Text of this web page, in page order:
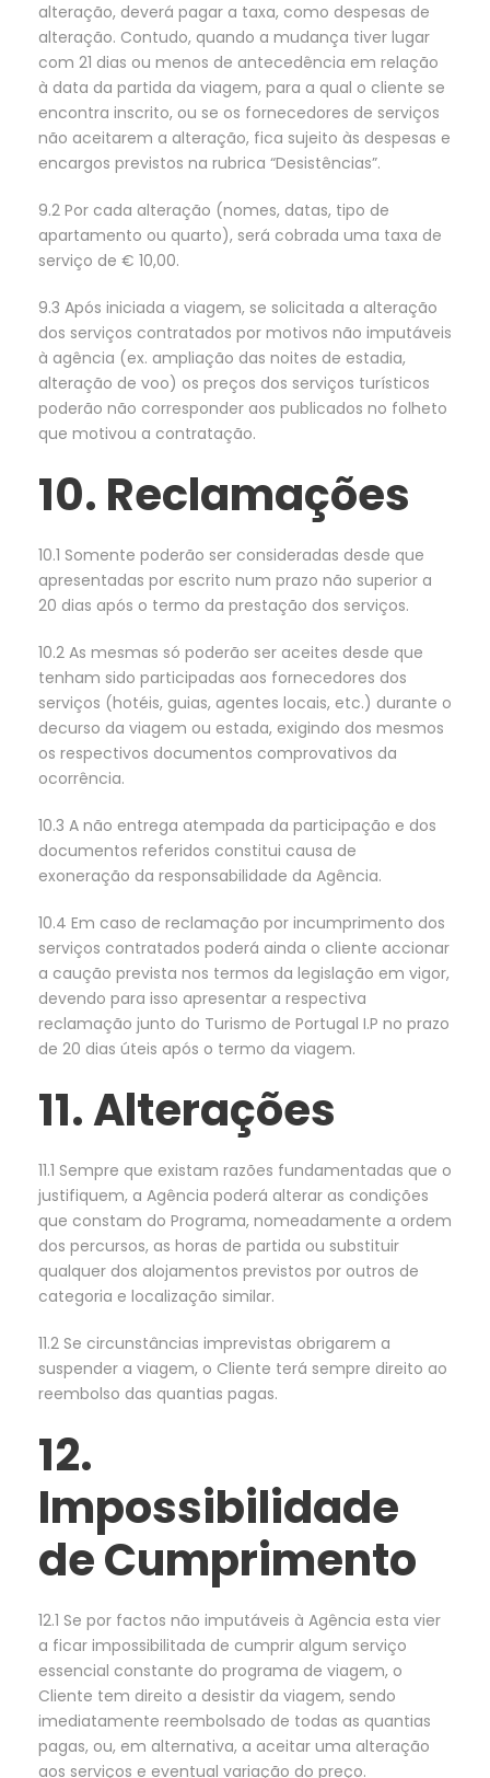
alteração, deverá pagar a taxa, como despesas de
alteração. Contudo, quando a mudança tiver lugar
com 21 dias ou menos de antecedência em relação
à data da partida da viagem, para a qual o cliente se
encontra inscrito, ou se os fornecedores de serviços
não aceitarem a alteração, fica sujeito às despesas e
encargos previstos na rubrica “Desistências”.
9.2 Por cada alteração (nomes, datas, tipo de
apartamento ou quarto), será cobrada uma taxa de
serviço de € 10,00.
9.3 Após iniciada a viagem, se solicitada a alteração
dos serviços contratados por motivos não imputáveis
à agência (ex. ampliação das noites de estadia,
alteração de voo) os preços dos serviços turísticos
poderão não corresponder aos publicados no folheto
que motivou a contratação.
10. Reclamações
10.1 Somente poderão ser consideradas desde que
apresentadas por escrito num prazo não superior a
20 dias após o termo da prestação dos serviços.
10.2 As mesmas só poderão ser aceites desde que
tenham sido participadas aos fornecedores dos
serviços (hotéis, guias, agentes locais, etc.) durante o
decurso da viagem ou estada, exigindo dos mesmos
os respectivos documentos comprovativos da
ocorrência.
10.3 A não entrega atempada da participação e dos
documentos referidos constitui causa de
exoneração da responsabilidade da Agência.
10.4 Em caso de reclamação por incumprimento dos
serviços contratados poderá ainda o cliente accionar
a caução prevista nos termos da legislação em vigor,
devendo para isso apresentar a respectiva
reclamação junto do Turismo de Portugal I.P no prazo
de 20 dias úteis após o termo da viagem.
11. Alterações
11.1 Sempre que existam razões fundamentadas que o
justifiquem, a Agência poderá alterar as condições
que constam do Programa, nomeadamente a ordem
dos percursos, as horas de partida ou substituir
qualquer dos alojamentos previstos por outros de
categoria e localização similar.
11.2 Se circunstâncias imprevistas obrigarem a
suspender a viagem, o Cliente terá sempre direito ao
reembolso das quantias pagas.
12.
Impossibilidade
de Cumprimento
12.1 Se por factos não imputáveis à Agência esta vier
a ficar impossibilitada de cumprir algum serviço
essencial constante do programa de viagem, o
Cliente tem direito a desistir da viagem, sendo
imediatamente reembolsado de todas as quantias
pagas, ou, em alternativa, a aceitar uma alteração
aos serviços e eventual variação do preço.